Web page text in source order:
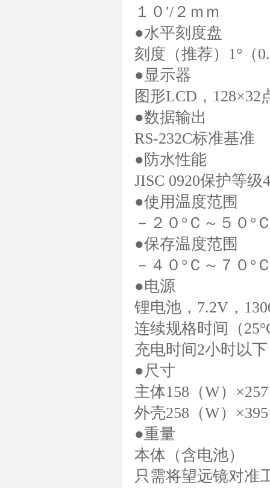
１０′/２ｍｍ
●水平刻度盘
刻度（推荐）1°（
●显示器
图形LCD，128×32
●数据输出
RS-232C标准基准
●防水性能
JISC 0920保护等
●使用温度范围
－２０°Ｃ～５０°
●保存温度范围
－４０°Ｃ～７０°
●电源
锂电池，7.2V，
连续规格时间（
充电时间2小时以下
●尺寸
主体158（W）
外壳258（W）
●重量
本体（含电池）
只需将望远镜对准